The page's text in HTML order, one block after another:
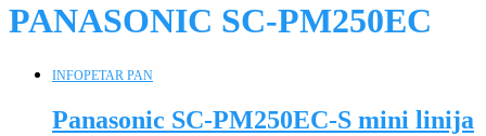
PANASONIC SC-PM250EC
INFOPETAR PAN
Panasonic SC-PM250EC-S mini linija